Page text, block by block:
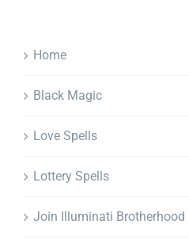
Home
Black Magic
Love Spells
Lottery Spells
Join Illuminati Brotherhood